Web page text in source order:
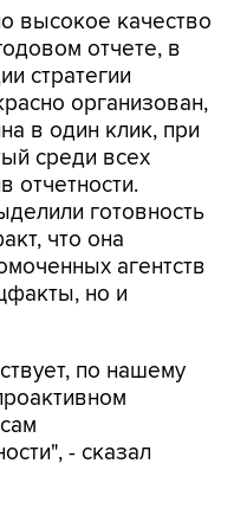
высокое качество
отчете, в
стратегии
организован,
в один клик, при
среди всех
отчетности.
готовность
что она
агентств
но и
по нашему
- сказал